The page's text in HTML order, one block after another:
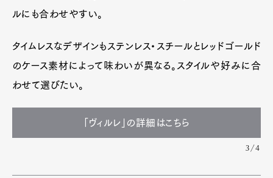
ルにも合わせやすい。
タイムレスなデザインもステンレス・スチールとレッドゴールド
のケース素材によって味わいが異なる。スタイルや好みに合
わせて選びたい。
「ヴィルレ」の詳細はこちら
3/4